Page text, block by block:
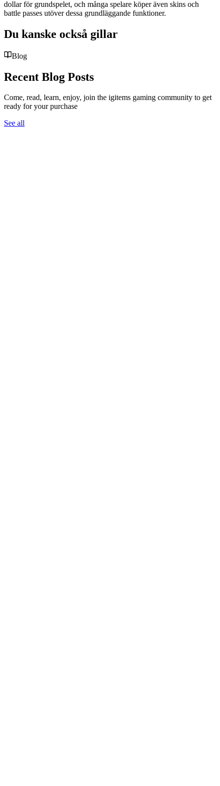
dollar för grundspelet, och många spelare köper även skins och
battle passes utöver dessa grundläggande funktioner.
Du kanske också gillar
Blog
Recent Blog Posts
Come, read, learn, enjoy, join the igitems gaming community to get
ready for your purchase
See all